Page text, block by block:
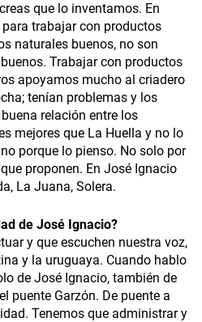
que lo inventamos. En
trabajar con productos
naturales buenos, no son
Trabajar con productos
apoyamos mucho al criadero
tenían problemas y los
relación entre los
mejores que La Huella y no lo
porque lo pienso. No solo por
proponen. En José Ignacio
La Juana, Solera.
de José Ignacio?
y que escuchen nuestra voz,
y la uruguaya. Cuando hablo
de José Ignacio, también de
puente Garzón. De puente a
Tenemos que administrar y